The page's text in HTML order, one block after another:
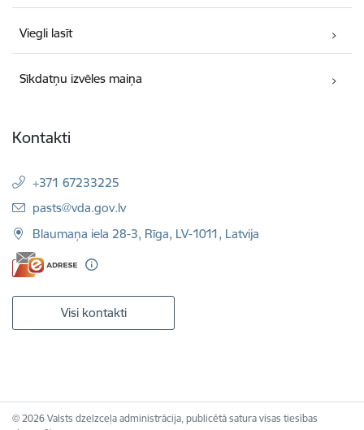
Viegli lasīt
Sīkdatņu izvēles maiņa
Kontakti
+371 67233225
E-pasts:
pasts@vda.gov.lv
Blaumaņa iela 28-3, Rīga, LV-1011, Latvija
Visi kontakti
© 2026 Valsts dzelzceļa administrācija, publicētā satura visas tiesības